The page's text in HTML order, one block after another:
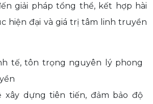
giải pháp tổng thể, kết hợp hài
hiện đại và giá trị tâm linh truyền
tế, tôn trọng nguyên lý phong
xây dựng tiên tiến, đảm bảo độ